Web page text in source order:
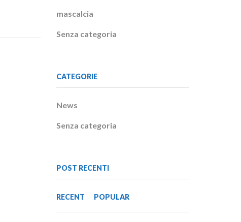
mascalcia
Senza categoria
CATEGORIE
News
Senza categoria
POST RECENTI
RECENT POPULAR